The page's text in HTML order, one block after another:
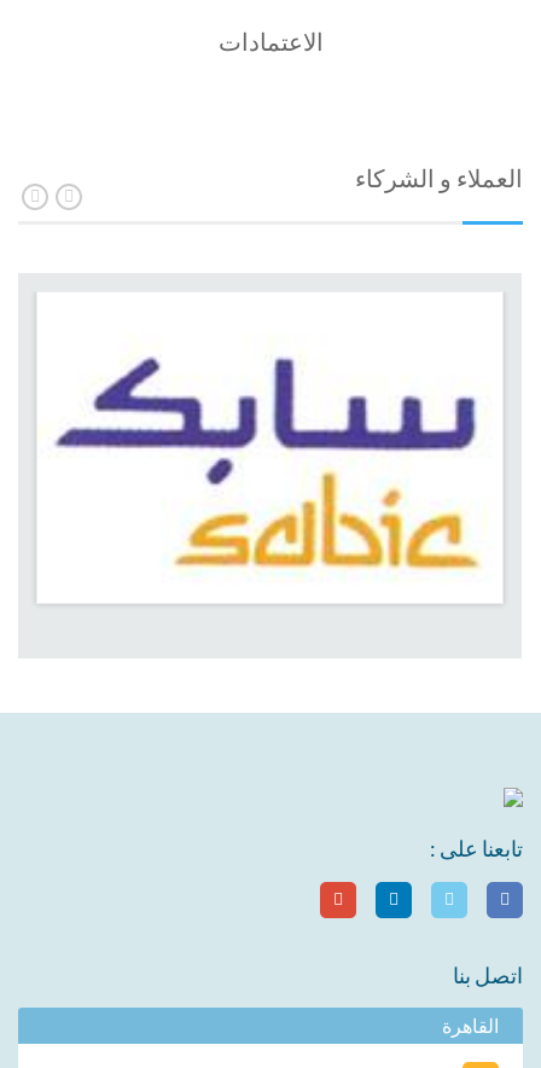
الاعتمادات
العملاء و الشركاء
تابعنا على :
اتصل بنا
القاهرة